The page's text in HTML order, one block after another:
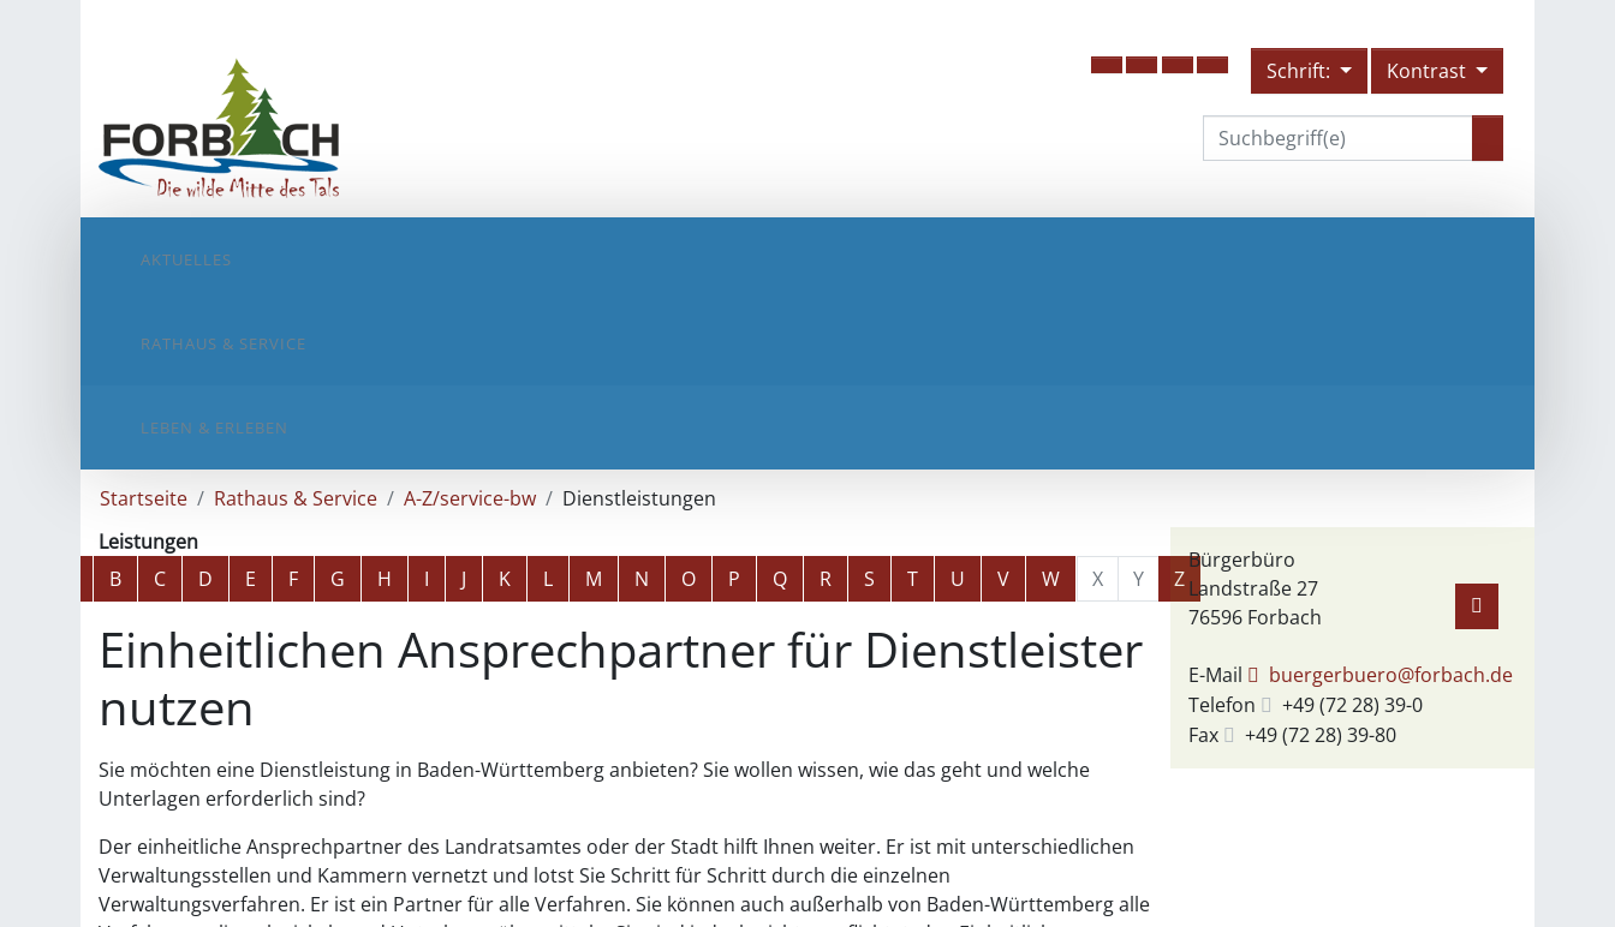
Schrift: Kontrast
AKTUELLES
RATHAUS & SERVICE
LEBEN & ERLEBEN
Startseite Rathaus & Service A-Z/service-bw
Dienstleistungen
Leistungen
Alphabetisches Register überspringen
B C D E F G H I J K L M N O P Q R S T U V W X Y Z
Einheitlichen Ansprechpartner für Dienstleister
nutzen
Sie möchten eine Dienstleistung in Baden-Württemberg anbieten? Sie wollen wissen, wie das geht und welche
Unterlagen erforderlich sind?
Der einheitliche Ansprechpartner des Landratsamtes oder der Stadt hilft Ihnen weiter. Er ist mit unterschiedlichen
Verwaltungsstellen und Kammern vernetzt und lotst Sie Schritt für Schritt durch die einzelnen
Verwaltungsverfahren. Er ist ein Partner für alle Verfahren. Sie können auch außerhalb von Baden-Württemberg alle
Bürgerbüro
Landstraße 27
76596 Forbach
E-Mail
buergerbuero@forbach.de
Telefon
+49 (7228) 39-0
Fax
+49 (7228) 39-80